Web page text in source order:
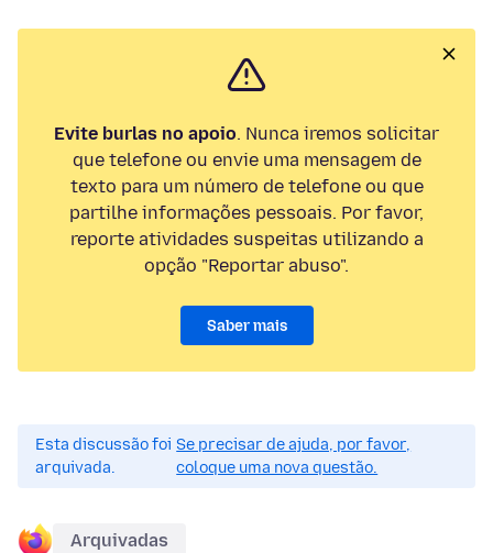
Evite burlas no apoio. Nunca iremos solicitar
que telefone ou envie uma mensagem de
texto para um número de telefone ou que
partilhe informações pessoais. Por favor,
reporte atividades suspeitas utilizando a
opção "Reportar abuso".
Saber mais
Esta discussão foi
arquivada.
Se precisar de ajuda, por favor,
coloque uma nova questão.
Arquivadas